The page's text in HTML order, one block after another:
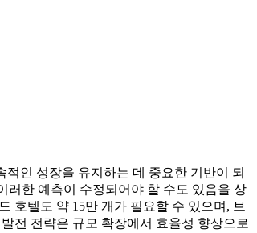
인 성장을 유지하는 데 중요한 기반이 되
러한 예측이 수정되어야 할 수도 있음을 상
호텔도 약 15만 개가 필요할 수 있으며, 브
전 전략은 규모 확장에서 효율성 향상으로